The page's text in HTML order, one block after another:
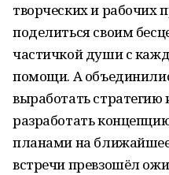
творческих и рабочих
поделиться своим
частичкой души с
помощи. А
выработать стратегию
разработать
планами на
встречи превзошёл